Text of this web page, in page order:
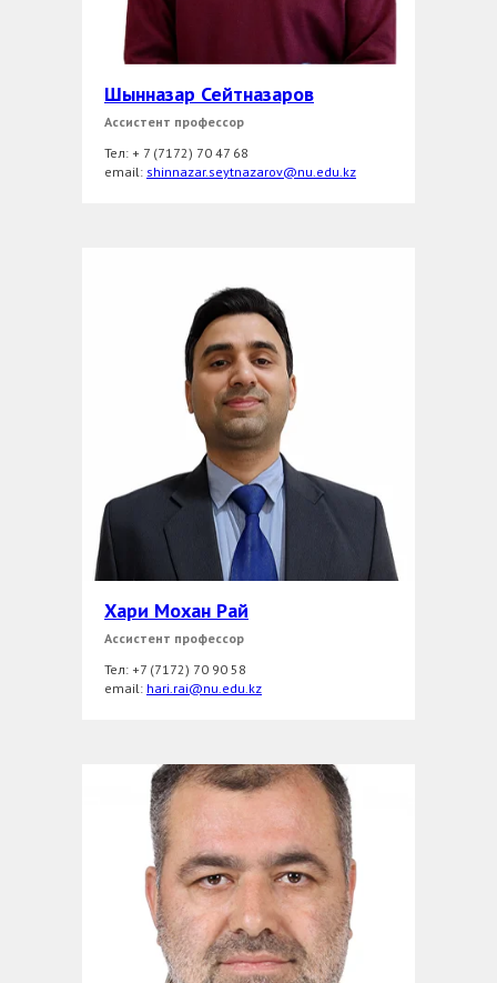
Шынназар Сейтназаров
Ассистент профессор
Тел: + 7 (7172) 70 47 68
еmail: shinnazar.seytnazarov@nu.edu.kz
Хари Мохан Рай
Ассистент профессор
Тел: +7 (7172) 70 90 58
email: hari.rai@nu.edu.kz